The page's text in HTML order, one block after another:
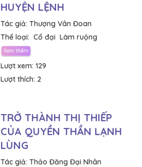
HUYỆN LỆNH
Tác giả: Thượng Vân Đoan
Thể loại: Cổ đại Làm ruộng
Lượt xem: 129
Lượt thích: 2
TRỞ THÀNH THỊ THIẾP
CỦA QUYỀN THẦN LẠNH
LÙNG
Tác giả: Thảo Đăng Đại Nhân